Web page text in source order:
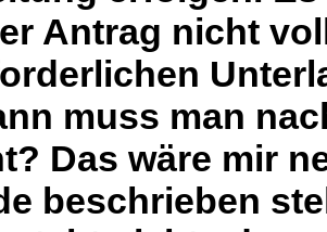
Antrag nicht
muss man
Das wäre mir
beschrieben